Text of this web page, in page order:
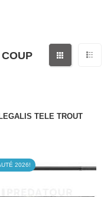
TELE TROUT
2026!